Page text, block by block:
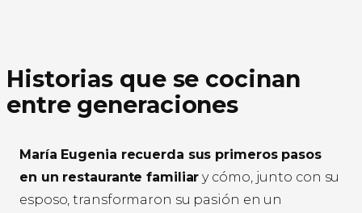
Historias que se cocinan
entre generaciones
María Eugenia recuerda sus primeros pasos
en un restaurante familiar y cómo, junto con su
esposo, transformaron su pasión en un